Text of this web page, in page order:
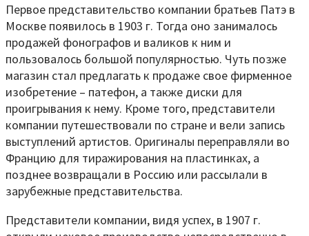
Первое представительство компании братьев Патэ в
Москве появилось в 1903 г. Тогда оно занималось
продажей фонографов и валиков к ним и
пользовалось большой популярностью. Чуть позже
магазин стал предлагать к продаже свое фирменное
изобретение – патефон, а также диски для
проигрывания к нему. Кроме того, представители
компании путешествовали по стране и вели запись
выступлений артистов. Оригиналы переправляли во
Францию для тиражирования на пластинках, а
позднее возвращали в Россию или рассылали в
зарубежные представительства.
Представители компании, видя успех, в 1907 г.